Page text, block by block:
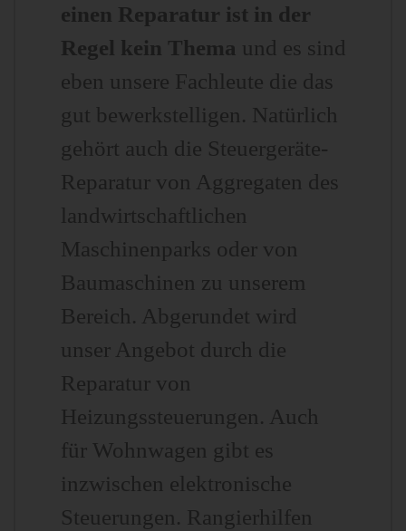
einen Reparatur ist in der
Regel kein Thema und es sind
eben unsere Fachleute die das
gut bewerkstelligen. Natürlich
gehört auch die Steuergeräte-
Reparatur von Aggregaten des
landwirtschaftlichen
Maschinenparks oder von
Baumaschinen zu unserem
Bereich. Abgerundet wird
unser Angebot durch die
Reparatur von
Heizungssteuerungen. Auch
für Wohnwagen gibt es
inzwischen elektronische
Steuerungen. Rangierhilfen